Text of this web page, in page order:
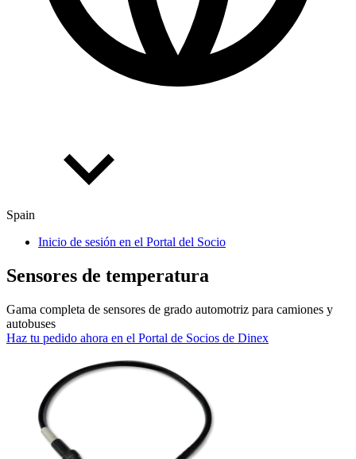
Spain
Inicio de sesión en el Portal del Socio
Sen­so­res de tem­pe­ra­tura
Gama completa de sensores de grado automotriz para camiones y
autobuses
Haz tu pedido ahora en el Portal de Socios de Dinex